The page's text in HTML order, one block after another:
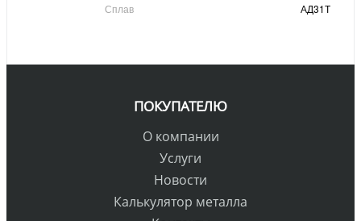
Сплав АД31Т
ПОКУПАТЕЛЮ
О компании
Услуги
Новости
Калькулятор металла